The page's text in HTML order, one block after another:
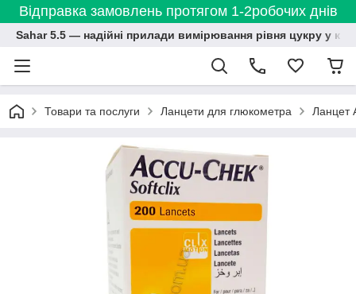
Відправка замовлень протягом 1-2робочих днів
Sahar 5.5 — надійні прилади вимірювання рівня цукру у
Товари та послуги Ланцети для глюкометра Ланцет